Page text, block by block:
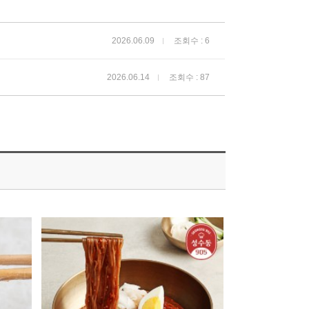
2026.06.09 조회수 : 6
2026.06.14 조회수 : 87